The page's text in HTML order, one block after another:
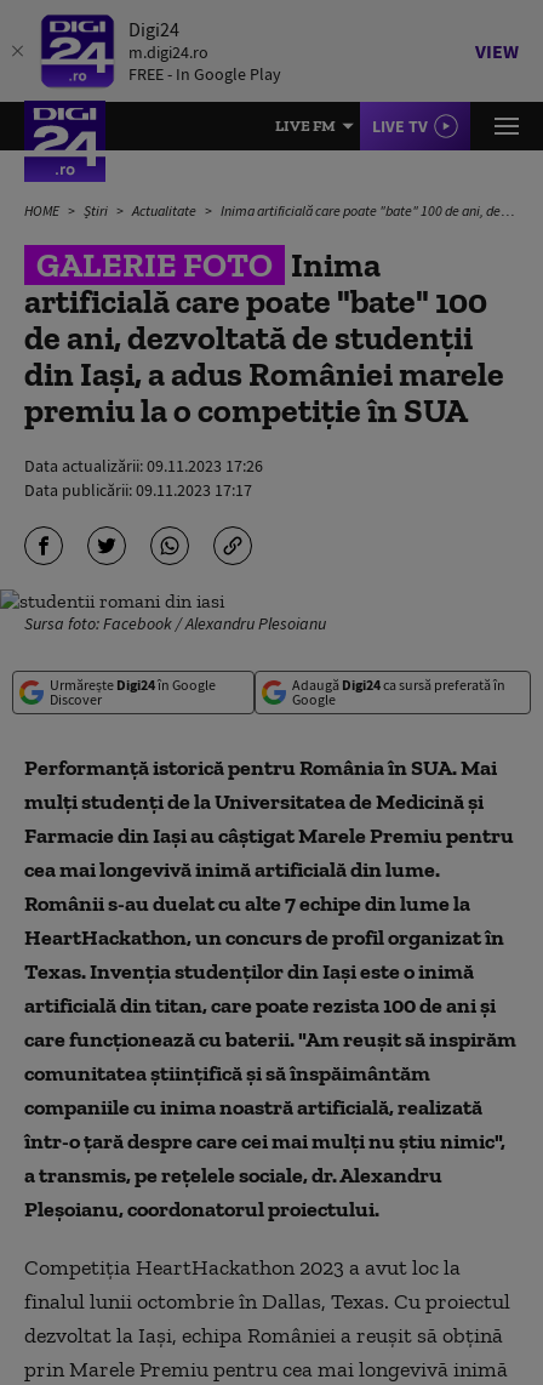
Digi24
m.digi24.ro
FREE - In Google Play
VIEW
LIVE FM LIVE TV
HOME Știri Actualitate Inima artificială care poate "bate" 100 de ani, dezvoltată de studenții din Iași, a adus României marele premiu la o competiție în SUA
GALERIE FOTO Inima
artificială care poate "bate" 100
de ani, dezvoltată de studenții
din Iași, a adus României marele
premiu la o competiție în SUA
Data actualizării:09.11.2023 17:26
Data publicării:09.11.2023 17:17
Sursa foto: Facebook / Alexandru Plesoianu
Urmărește Digi24în Google
Discover
Adaugă Digi24ca sursă preferată în
Google
Performanță istorică pentru România în SUA. Mai
mulți studenți de la Universitatea de Medicină și
Farmacie din Iași au câștigat Marele Premiu pentru
cea mai longevivă inimă artificială din lume.
Românii s-au duelat cu alte 7 echipe din lume la
HeartHackathon, un concurs de profil organizat în
Texas. Invenția studenților din Iași este o inimă
artificială din titan, care poate rezista 100 de ani și
care funcționează cu baterii. "Am reușit să inspirăm
comunitatea științifică și să înspăimântăm
companiile cu inima noastră artificială, realizată
într-o țară despre care cei mai mulți nu știu nimic",
a transmis, pe rețelele sociale, dr. Alexandru
Pleșoianu, coordonatorul proiectului.
Competiția HeartHackathon 2023 a avut loc la
finalul lunii octombrie în Dallas, Texas. Cu proiectul
dezvoltat la Iași, echipa României a reușit să obțină
prin Marele Premiu pentru cea mai longevivă inimă